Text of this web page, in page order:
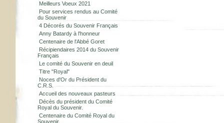
Meilleurs Voeux 2021
Pour services rendus au Comité
du Souvenir
4 Décorés du Souvenir Français
Anny Batardy à l'honneur
Centenaire de l'Abbé Goret
Récipiendaires 2014 du Souvenir
Français
Le comité du Souvenir en deuil
Titre "Royal"
Noces d'Or du Président du
C.R.S.
Accueil des nouveaux pasteurs
Décès du président du Comité
Royal du Souvenir.
Centenaire du Comité Royal du
Souvenir.